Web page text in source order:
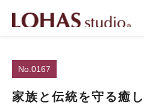
No.0167
家族と伝統を守る癒